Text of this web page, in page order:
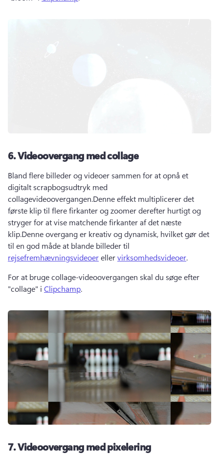
6.Videoovergang med collage
Bland flere billeder og videoer sammen for at opnå et
digitalt scrapbogsudtryk med
collagevideoovergangen.Denne effekt multiplicerer det
første klip til flere firkanter og zoomer derefter hurtigt og
stryger for at vise matchende firkanter af det næste
klip.Denne overgang er kreativ og dynamisk, hvilket gør det
til en god måde at blande billeder til
rejsefremhævningsvideoer eller virksomhedsvideoer.
For at bruge collage-videoovergangen skal du søge efter
"collage" i Clipchamp.
7.Videoovergang med pixelering